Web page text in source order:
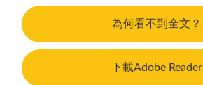
為何看不到全文？
下載Adobe Reader